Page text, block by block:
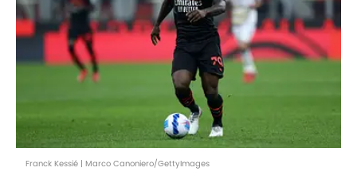
Franck Kessié | Marco Canoniero/GettyImages